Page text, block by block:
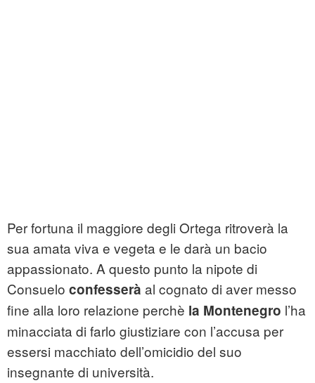
Per fortuna il maggiore degli Ortega ritroverà la
sua amata viva e vegeta e le darà un bacio
appassionato. A questo punto la nipote di
Consuelo confesserà al cognato di aver messo
fine alla loro relazione perchè la Montenegro l’ha
minacciata di farlo giustiziare con l’accusa per
essersi macchiato dell’omicidio del suo
insegnante di università.